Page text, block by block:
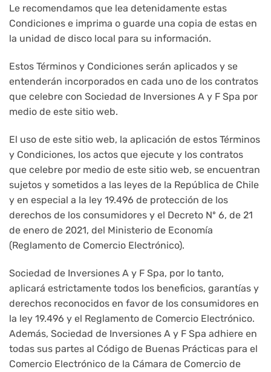
Le recomendamos que lea detenidamente estas
Condiciones e imprima o guarde una copia de estas en
la unidad de disco local para su información.
Estos Términos y Condiciones serán aplicados y se
entenderán incorporados en cada uno de los contratos
que celebre con Sociedad de Inversiones A y F Spa por
medio de este sitio web.
El uso de este sitio web, la aplicación de estos Términos
y Condiciones, los actos que ejecute y los contratos
que celebre por medio de este sitio web, se encuentran
sujetos y sometidos a las leyes de la República de Chile
y en especial a la ley 19.496 de protección de los
derechos de los consumidores y el Decreto Nº 6, de 21
de enero de 2021, del Ministerio de Economía
(Reglamento de Comercio Electrónico).
Sociedad de Inversiones A y F Spa, por lo tanto,
aplicará estrictamente todos los beneficios, garantías y
derechos reconocidos en favor de los consumidores en
la ley 19.496 y el Reglamento de Comercio Electrónico.
Además, Sociedad de Inversiones A y F Spa adhiere en
todas sus partes al Código de Buenas Prácticas para el
Comercio Electrónico de la Cámara de Comercio de